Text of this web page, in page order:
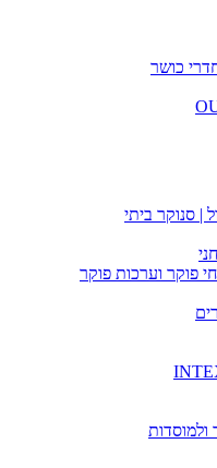
כושר
| סנוקר ביתי
פוקר וערכות פוקר
ולמוסדות